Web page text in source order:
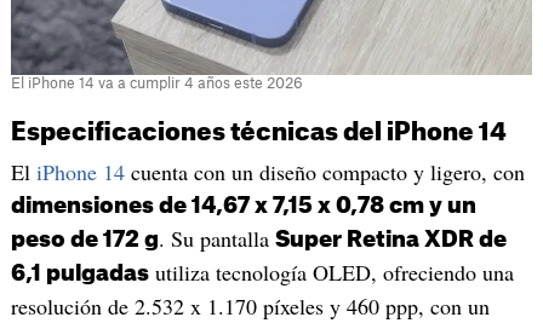
El iPhone 14 va a cumplir 4 años este 2026
Especificaciones técnicas del iPhone 14
El iPhone 14cuenta con un diseño compacto y ligero, con
dimensiones de 14,67 x 7,15 x 0,78 cm y un
peso de 172 g. Su pantalla Super Retina XDR de
6,1 pulgadasutiliza tecnología OLED, ofreciendo una
resolución de 2.532 x 1.170 píxeles y 460 ppp, con un